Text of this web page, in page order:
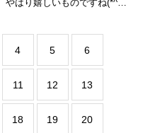
はり嬉しいものですね(*^-
4 5 6
11 12 13
18 19 20